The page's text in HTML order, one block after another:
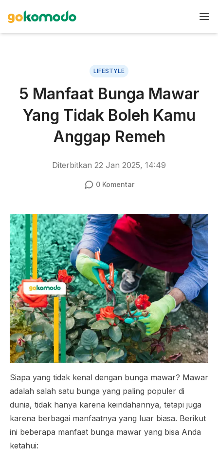
LIFESTYLE
5 Manfaat Bunga Mawar
Yang Tidak Boleh Kamu
Anggap Remeh
Diterbitkan 22 Jan 2025, 14:49
0Komentar
Siapa yang tidak kenal dengan bunga mawar? Mawar
adalah salah satu bunga yang paling populer di
dunia, tidak hanya karena keindahannya, tetapi juga
karena berbagai manfaatnya yang luar biasa. Berikut
ini beberapa manfaat bunga mawar yang bisa Anda
ketahui: